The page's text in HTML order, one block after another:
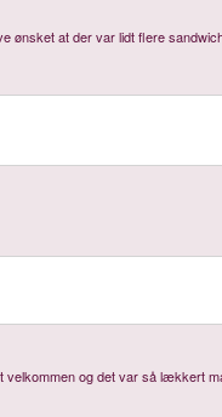
ønsket at der var lidt flere
velkommen og det var så lækkert